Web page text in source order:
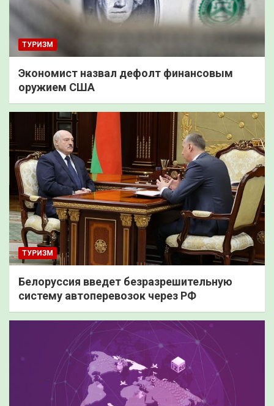
ТУРИЗМ
Экономист назвал дефолт финансовым
оружием США
ТУРИЗМ
Белоруссия введет безразрешительную
систему автоперевозок через РФ